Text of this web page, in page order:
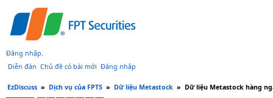
Đăng nhập.
Diễn đàn Chủ đề có bài mới Đăng nhập
EzDiscuss » Dịch vụ của FPTS » Dữ liệu Metastock » Dữ liệu Metastock hàng